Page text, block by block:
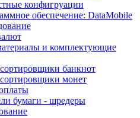
конфигруации
обеспечение: DataMobile
и комплектующие
банкнот
монет
бумаги - шредеры